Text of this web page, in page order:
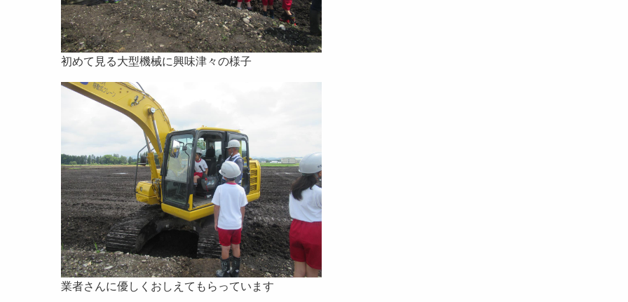
初めて見る大型機械に興味津々の様子
業者さんに優しくおしえてもらっています